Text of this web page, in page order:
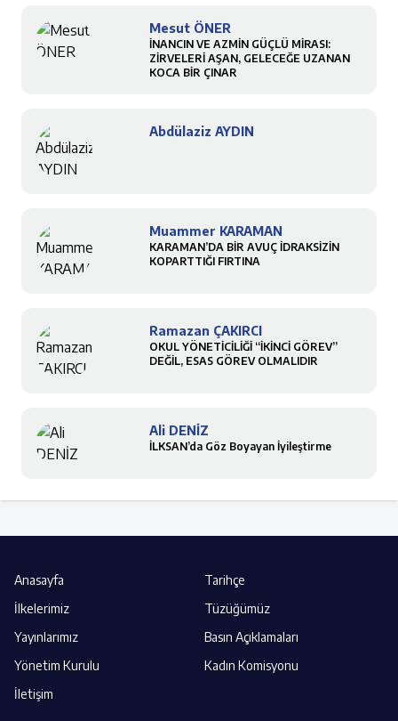
Mesut ÖNER
İNANCIN VE AZMİN GÜÇLÜ MİRASI:
ZİRVELERİ AŞAN, GELECEĞE UZANAN
KOCA BİR ÇINAR
Abdülaziz AYDIN
Muammer KARAMAN
KARAMAN’DA BİR AVUÇ İDRAKSİZİN
KOPARTTIĞI FIRTINA
Ramazan ÇAKIRCI
OKUL YÖNETİCİLİĞİ “İKİNCİ GÖREV”
DEĞİL, ESAS GÖREV OLMALIDIR
Ali DENİZ
İLKSAN’da Göz Boyayan İyileştirme
Anasayfa
Tarihçe
İlkelerimiz
Tüzüğümüz
Yayınlarımız
Basın Açıklamaları
Yönetim Kurulu
Kadın Komisyonu
İletişim